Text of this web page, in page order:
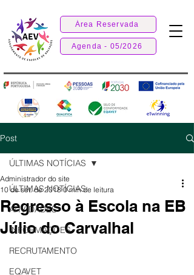
Área Reservada
Agenda - 05/2026
Post
ÚLTIMAS NOTÍCIAS
ATIVIDADES
INFORMAÇÕES
RECRUTAMENTO
EQAVET
ÚLTIMAS NOTÍCIAS
Regresso à Escola na EB
Júlio do Carvalhal
Administrador do site
10 de set. de 2018 0 min de leitura